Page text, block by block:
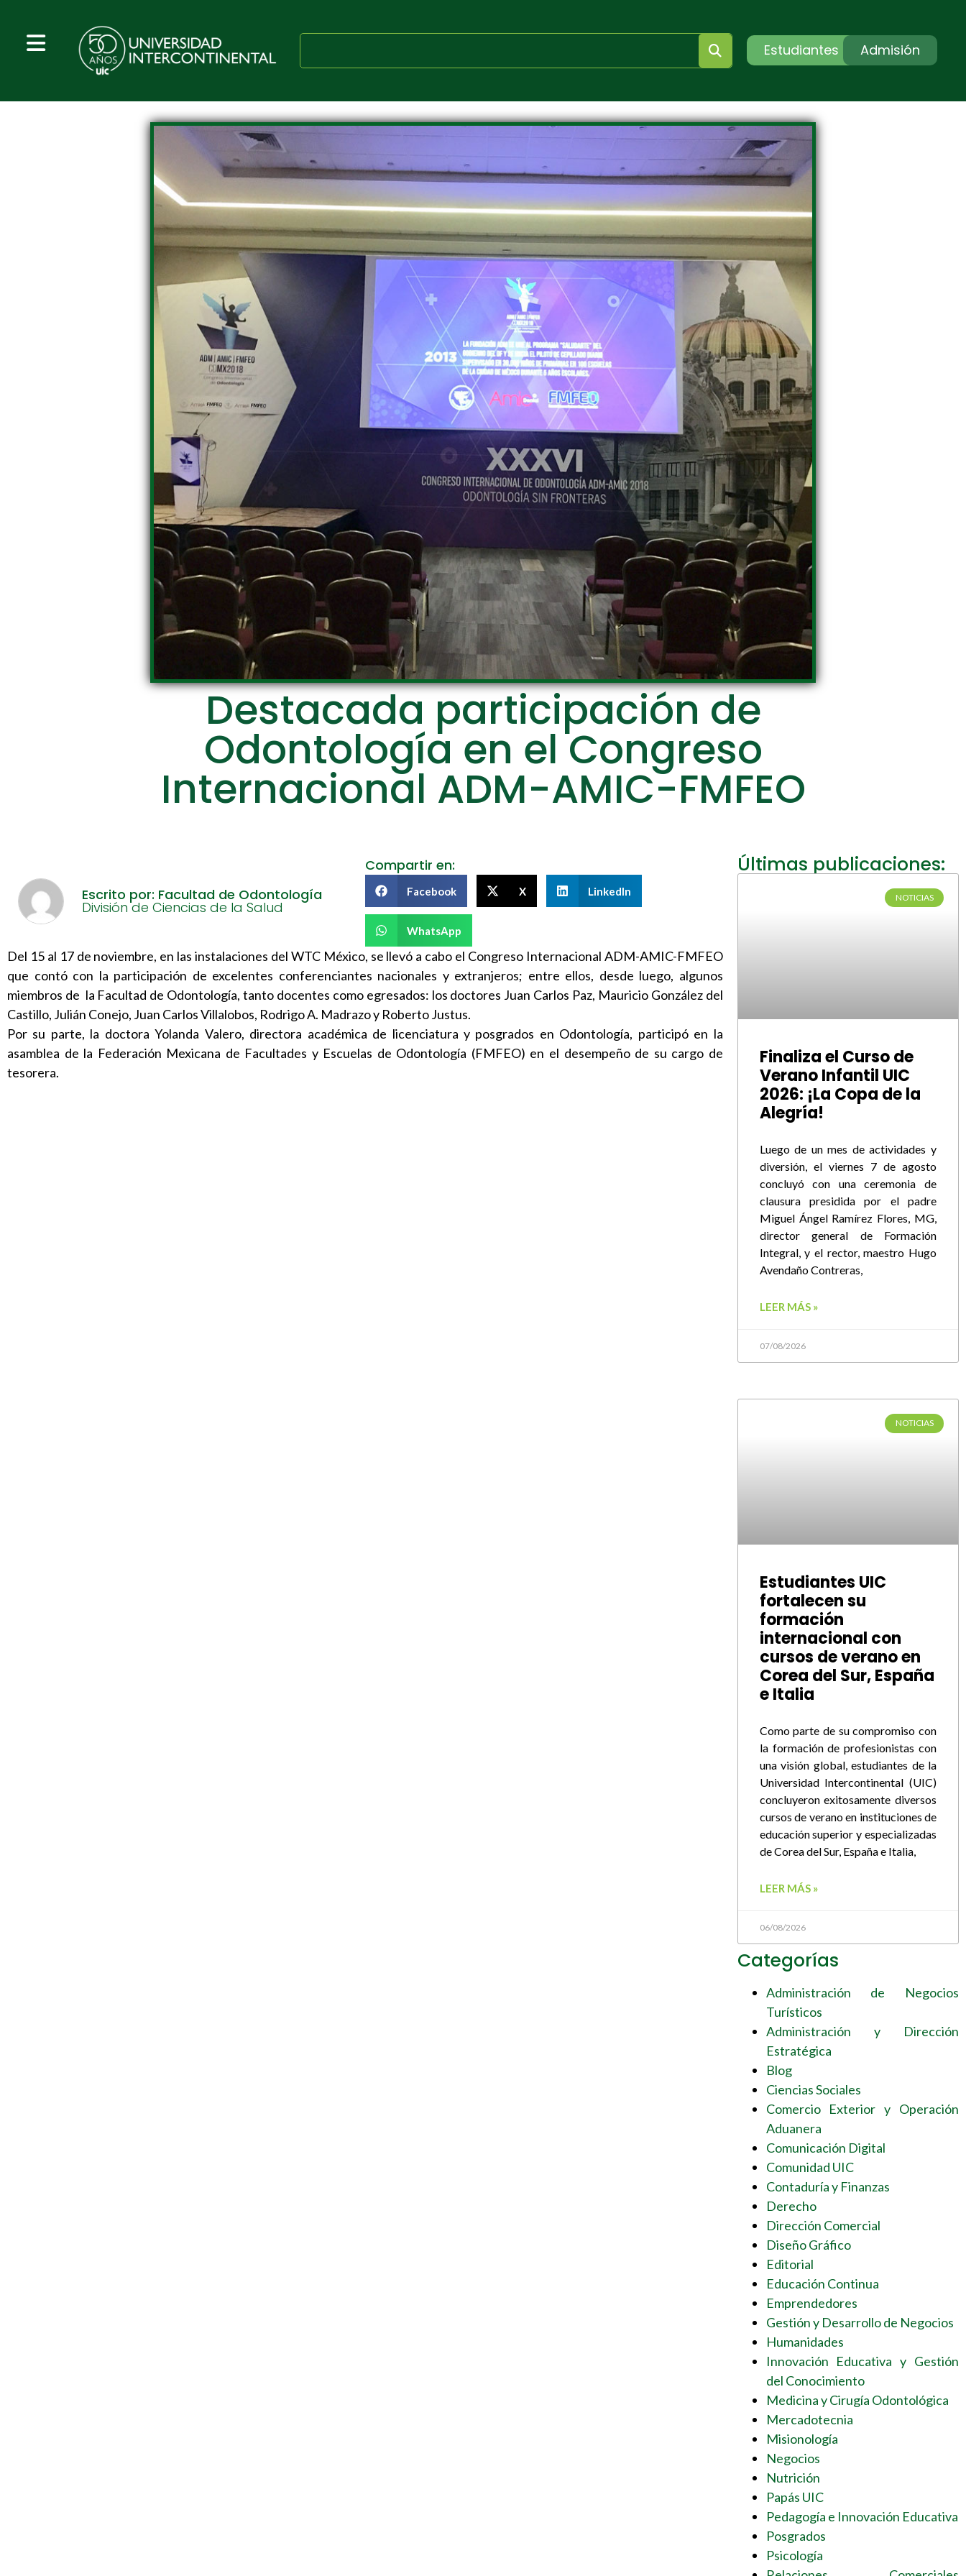
Estudiantes Admisión
Destacada participación de
Odontología en el Congreso
Internacional ADM-AMIC-FMFEO
Escrito por: Facultad de Odontología
División de Ciencias de la Salud
Compartir en:
Facebook X LinkedIn
WhatsApp
Del 15 al 17 de noviembre, en las instalaciones del WTC México, se llevó a cabo el Congreso Internacional ADM-AMIC-FMFEO
que contó con la participación de excelentes conferenciantes nacionales y extranjeros; entre ellos, desde luego, algunos
miembros de la Facultad de Odontología, tanto docentes como egresados: los doctores Juan Carlos Paz, Mauricio González del
Castillo, Julián Conejo, Juan Carlos Villalobos, Rodrigo A. Madrazo y Roberto Justus.
Por su parte, la doctora Yolanda Valero, directora académica de licenciatura y posgrados en Odontología, participó en la
asamblea de la Federación Mexicana de Facultades y Escuelas de Odontología (FMFEO) en el desempeño de su cargo de
tesorera.
Últimas publicaciones:
NOTICIAS
Finaliza el Curso de
Verano Infantil UIC
2026: ¡La Copa de la
Alegría!
Luego de un mes de actividades y
diversión, el viernes 7 de agosto
concluyó con una ceremonia de
clausura presidida por el padre
Miguel Ángel Ramírez Flores, MG,
director general de Formación
Integral, y el rector, maestro Hugo
Avendaño Contreras,
LEER MÁS »
07/08/2026
NOTICIAS
Estudiantes UIC
fortalecen su
formación
internacional con
cursos de verano en
Corea del Sur, España
e Italia
Como parte de su compromiso con
la formación de profesionistas con
una visión global, estudiantes de la
Universidad Intercontinental (UIC)
concluyeron exitosamente diversos
cursos de verano en instituciones de
educación superior y especializadas
de Corea del Sur, España e Italia,
LEER MÁS »
06/08/2026
Categorías
Administración de Negocios
Turísticos
Administración y Dirección
Estratégica
Blog
Ciencias Sociales
Comercio Exterior y Operación
Aduanera
Comunicación Digital
Comunidad UIC
Contaduría y Finanzas
Derecho
Dirección Comercial
Diseño Gráfico
Editorial
Educación Continua
Emprendedores
Gestión y Desarrollo de Negocios
Humanidades
Innovación Educativa y Gestión
del Conocimiento
Medicina y Cirugía Odontológica
Mercadotecnia
Misionología
Negocios
Nutrición
Papás UIC
Pedagogía e Innovación Educativa
Posgrados
Psicología